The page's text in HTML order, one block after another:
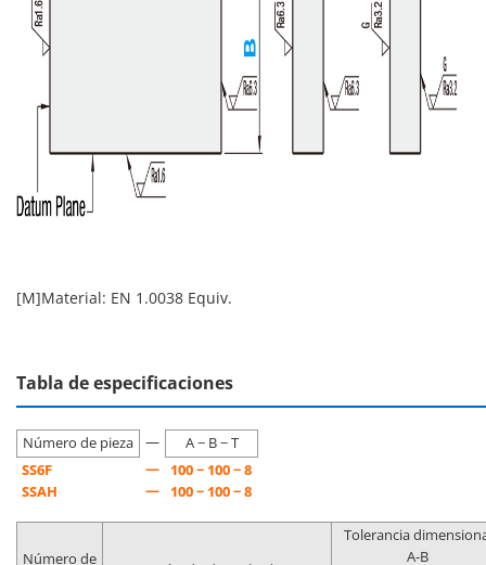
[M]Material: EN 1.0038 Equiv.
Tabla de especificaciones
Número de pieza —
A − B − T
SS6F
SSAH
—
—
100 − 100 − 8
100 − 100 − 8
Número de
Tolerancia
A-B